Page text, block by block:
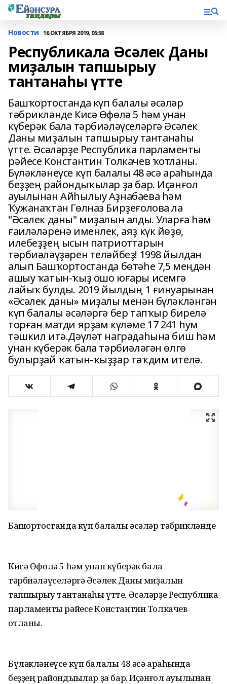
Новости 16 ОКТЯБРЯ 2019, 05:58
Республикала Әсәлек Даны
миҙалын тапшырыу
тантанаһы үтте
Башҡортостанда күп балалы әсәләр
тәбрикләнде Кисә Өфөлә 5 һәм унан
күберәк бала тәрбиәләүселәргә Әсәлек
Даны миҙалын тапшырыу тантанаһы
үтте. Әсәләрҙе Республика парламенты
рәйесе Константин Толкачев ҡотланы.
Бүләкләнеүсе күп балалы 48 әсә араһында
беҙҙең райондыҡылар ҙа бар. Иҫәнғол
ауылынан Айһылыу Аҙнабаева һәм
Ҡужанаҡтан Гөлназ Бирҙеғолова ла
"Әсәлек даны" миҙалын алды. Уларға һәм
ғаиләләренә именлек, аяҙ күк йөҙө,
илебеҙҙең ысын патриоттарын
тәрбиәләүҙәрен теләйбеҙ! 1998 йылдан
алып Башҡортостанда бөтәһе 7,5 меңдән
ашыу ҡатын-ҡыҙ ошо юғары исемгә
лайыҡ булды. 2019 йылдың 1 ғинуарынан
«Әсәлек даны» миҙалы менән бүләкләнгән
күп балалы әсәләргә бер тапҡыр бирелә
торған матди ярҙам күләме 17 241 һум
тәшкил итә.Дәүләт наградаһына биш һәм
унан күберәк бала тәрбиәләгән өлгө
булырҙай ҡатын-ҡыҙҙар тәҡдим ителә.
Башҡортостанда күп балалы әсәләр тәбрикләнде
Кисә Өфөлә 5 һәм унан күберәк бала
тәрбиәләүселәргә Әсәлек Даны миҙалын
тапшырыу тантанаһы үтте. Әсәләрҙе Республика
парламенты рәйесе Константин Толкачев
ҡотланы.
Бүләкләнеүсе күп балалы 48 әсә араһында
беҙҙең райондыҡылар ҙа бар. Иҫәнғол ауылынан